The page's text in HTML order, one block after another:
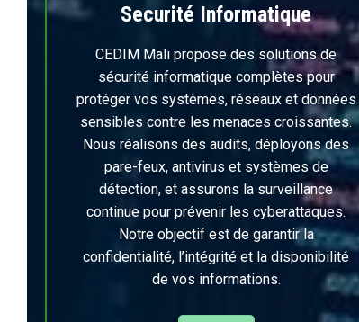
Securité Informatique
CEDIM Mali propose des solutions de
sécurité informatique complètes pour
protéger vos systèmes, réseaux et données
sensibles contre les menaces croissantes.
Nous réalisons des audits, déployons des
pare-feux, antivirus et systèmes de
détection, et assurons la surveillance
continue pour prévenir les cyberattaques.
Notre objectif est de garantir la
confidentialité, l’intégrité et la disponibilité
de vos informations.